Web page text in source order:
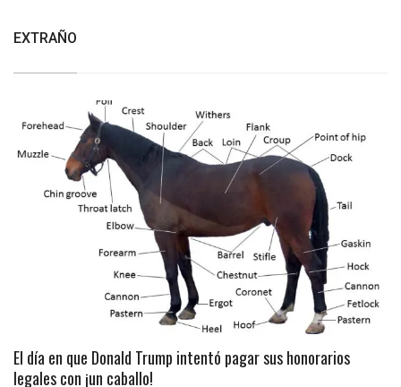
EXTRAÑO
El día en que Donald Trump intentó pagar sus honorarios
legales con ¡un caballo!